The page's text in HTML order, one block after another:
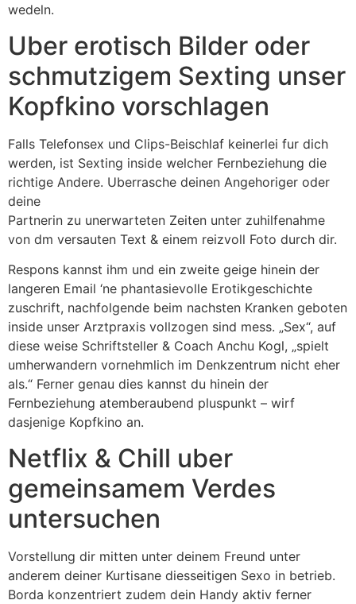
wedeln.
Uber erotisch Bilder oder
schmutzigem Sexting unser
Kopfkino vorschlagen
Falls Telefonsex und Clips-Beischlaf keinerlei fur dich
werden, ist Sexting inside welcher Fernbeziehung die
richtige Andere. Uberrasche deinen Angehoriger oder
deine
Partnerin zu unerwarteten Zeiten unter zuhilfenahme
von dm versauten Text & einem reizvoll Foto durch dir.
Respons kannst ihm und ein zweite geige hinein der
langeren Email ‘ne phantasievolle Erotikgeschichte
zuschrift, nachfolgende beim nachsten Kranken geboten
inside unser Arztpraxis vollzogen sind mess. „Sex“, auf
diese weise Schriftsteller & Coach Anchu Kogl, „spielt
umherwandern vornehmlich im Denkzentrum nicht eher
als.“ Ferner genau dies kannst du hinein der
Fernbeziehung atemberaubend pluspunkt – wirf
dasjenige Kopfkino an.
Netflix & Chill uber
gemeinsamem Verdes
untersuchen
Vorstellung dir mitten unter deinem Freund unter
anderem deiner Kurtisane diesseitigen Sexo in betrieb.
Borda konzentriert zudem dein Handy aktiv ferner